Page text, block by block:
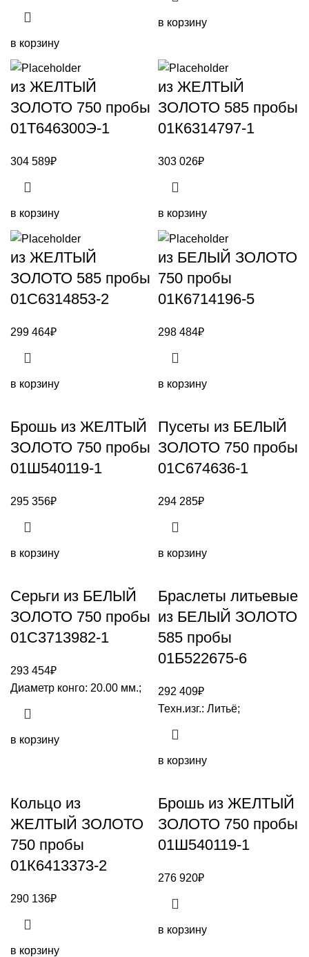
в корзину
в корзину
из ЖЕЛТЫЙ
ЗОЛОТО 750 пробы
01Т646300Э-1
304 589₽
в корзину
из ЖЕЛТЫЙ
ЗОЛОТО 585 пробы
01К6314797-1
303 026₽
в корзину
из ЖЕЛТЫЙ
ЗОЛОТО 585 пробы
01С6314853-2
299 464₽
в корзину
из БЕЛЫЙ ЗОЛОТО
750 пробы
01К6714196-5
298 484₽
в корзину
Брошь из ЖЕЛТЫЙ
ЗОЛОТО 750 пробы
01Ш540119-1
295 356₽
в корзину
Пусеты из БЕЛЫЙ
ЗОЛОТО 750 пробы
01С674636-1
294 285₽
в корзину
Серьги из БЕЛЫЙ
ЗОЛОТО 750 пробы
01С3713982-1
293 454₽
Диаметр конго: 20.00 мм.;
в корзину
Браслеты литьевые
из БЕЛЫЙ ЗОЛОТО
585 пробы
01Б522675-6
292 409₽
Техн.изг.: Литьё;
в корзину
Кольцо из
ЖЕЛТЫЙ ЗОЛОТО
750 пробы
01К6413373-2
290 136₽
в корзину
Брошь из ЖЕЛТЫЙ
ЗОЛОТО 750 пробы
01Ш540119-1
276 920₽
в корзину